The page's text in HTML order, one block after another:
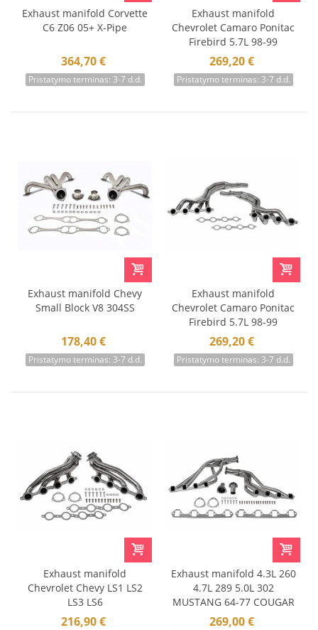
Exhaust manifold Corvette
C6 Z06 05+ X-Pipe
364,70 €
Pristatymo terminas: 3-7 d.d.
Exhaust manifold
Chevrolet Camaro Ponitac
Firebird 5.7L 98-99
269,20 €
Pristatymo terminas: 3-7 d.d.
Exhaust manifold Chevy
Small Block V8 304SS
178,40 €
Pristatymo terminas: 3-7 d.d.
Exhaust manifold
Chevrolet Camaro Ponitac
Firebird 5.7L 98-99
269,20 €
Pristatymo terminas: 3-7 d.d.
Exhaust manifold
Chevrolet Chevy LS1 LS2
LS3 LS6
216,90 €
Exhaust manifold 4.3L 260
4.7L 289 5.0L 302
MUSTANG 64-77 COUGAR
67-70
269,00 €